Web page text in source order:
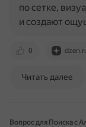
0
по сетке,
и создают
Читать далее
Вопрос для Поиска с